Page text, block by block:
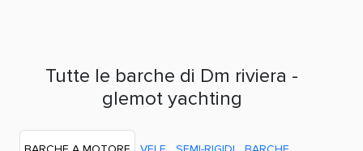
Tutte le barche di Dm riviera -
glemot yachting